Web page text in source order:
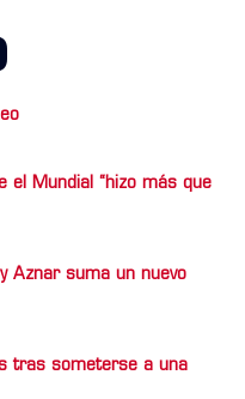
el Mundial “hizo más que
Aznar suma un nuevo
tras someterse a una